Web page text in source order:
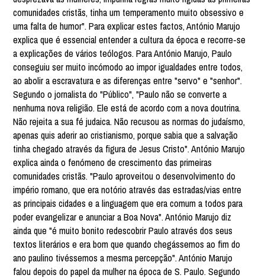
comunidades cristãs, tinha um temperamento muito obsessivo e
uma falta de humor". Para explicar estes factos, António Marujo
explica que é essencial entender a cultura da época e recorre-se
a explicações de vários teólogos. Para António Marujo, Paulo
conseguiu ser muito incómodo ao impor igualdades entre todos,
ao abolir a escravatura e as diferenças entre "servo" e "senhor".
Segundo o jornalista do "Público", "Paulo não se converte a
nenhuma nova religião. Ele está de acordo com a nova doutrina.
Não rejeita a sua fé judaica. Não recusou as normas do judaísmo,
apenas quis aderir ao cristianismo, porque sabia que a salvação
tinha chegado através da figura de Jesus Cristo". António Marujo
explica ainda o fenómeno de crescimento das primeiras
comunidades cristãs. "Paulo aproveitou o desenvolvimento do
império romano, que era notório através das estradas/vias entre
as principais cidades e a linguagem que era comum a todos para
poder evangelizar e anunciar a Boa Nova". António Marujo diz
ainda que "é muito bonito redescobrir Paulo através dos seus
textos literários e era bom que quando chegássemos ao fim do
ano paulino tivéssemos a mesma percepção". António Marujo
falou depois do papel da mulher na época de S. Paulo. Segundo